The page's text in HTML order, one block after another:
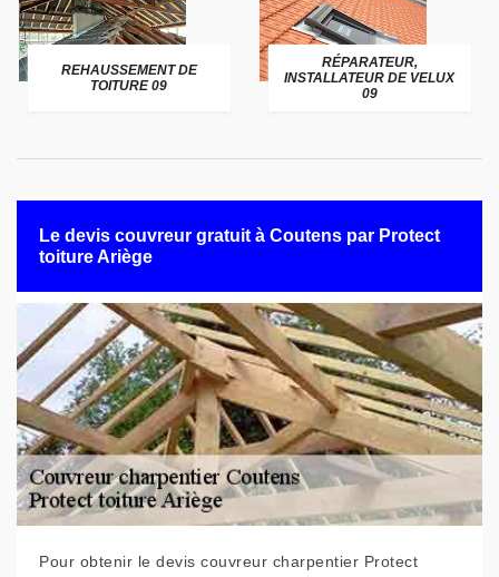
REHAUSSEMENT DE
TOITURE 09
RÉPARATEUR,
INSTALLATEUR DE VELUX
09
Le devis couvreur gratuit à Coutens par Protect
toiture Ariège
Pour obtenir le devis couvreur charpentier Protect